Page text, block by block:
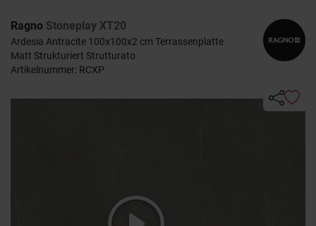
Ragno Stoneplay XT20
Ardesia Antracite 100x100x2 cm Terrassenplatte
Matt Strukturiert Strutturato
Artikelnummer: RCXP